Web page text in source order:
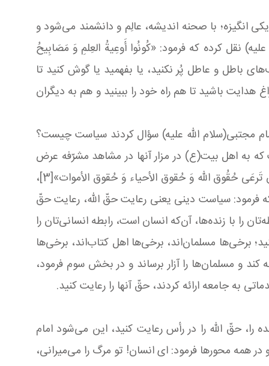
انگیزه؛ با صحنه اندیشه، عالِم و دانشمند می‌شود و
نقل كرده که فرمود: «كُونُوا أَوعِیةُ العِلمِ وَ مَصَابِیحُ
باطل و عاطل پُر نكنید، یا بفهمید یا گوش كنید تا
باشید تا هم راه خود را ببینید و هم به دیگران
مجتبی(سلام الله علیه) سؤال كردند سیاست چیست؟
به اهل بیت(ع) در مزار آنها در مشاهد مشرّفه عرض
می‌كنیم: «اَلسَّلامٌ عَلَیكُم یا سَاسَةِ العِباد»[2]؛ ای سیاستمداران بندگان الهی! امام مجتبی(ع) در پاسخ این سوال فرمود: «أُن تَرعَی حُقُوق الله وَ حُقوق الأحیاء وَ حُقوق الأموات»[3]،
فرمود: سیاست دینی یعنی رعایت حقّ الله، رعایت حقّ
را با زنده‌ها، آن‌كه انسان است، رابطه انسانی‌تان را
برخی‌ها مسلمان‌اند، برخی‌ها اهل كتاب‌اند، برخی‌ها
و مسلمان‌ها را آزار برساند و در بخش سوم فرمود،
به جامعه ارائه كردند، حقّ آنها را رعایت كنید.
را، حقّ الله را در رأس رعایت كنید، این می‌شود امام
همه محورها فرمود: ای انسان! تو مرگ را می‌میرانی،